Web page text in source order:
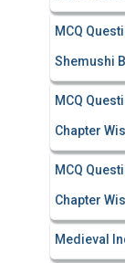
MCQ
Shemushi
MCQ
Chapter
MCQ
Chapter
Medieval